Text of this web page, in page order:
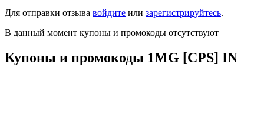
Для отправки отзыва войдите или зарегистрируйтесь.
В данный момент купоны и промокоды отсутствуют
Купоны и промокоды 1MG [CPS] IN